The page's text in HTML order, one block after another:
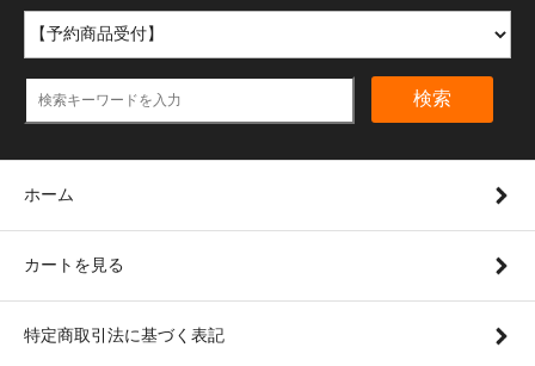
検索
ホーム
カートを見る
特定商取引法に基づく表記